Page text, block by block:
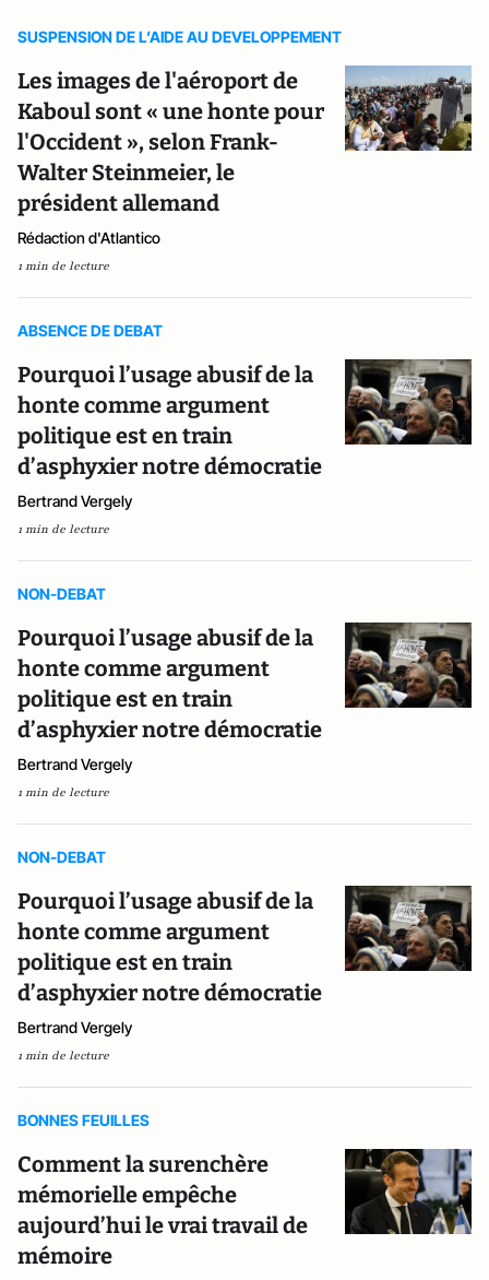
SUSPENSION DE L’AIDE AU DEVELOPPEMENT
Les images de l'aéroport de
Kaboul sont « une honte pour
l'Occident », selon Frank-
Walter Steinmeier, le
président allemand
Rédaction d'Atlantico
1 min de lecture
ABSENCE DE DEBAT
Pourquoi l’usage abusif de la
honte comme argument
politique est en train
d’asphyxier notre démocratie
Bertrand Vergely
1 min de lecture
NON-DEBAT
Pourquoi l’usage abusif de la
honte comme argument
politique est en train
d’asphyxier notre démocratie
Bertrand Vergely
1 min de lecture
NON-DEBAT
Pourquoi l’usage abusif de la
honte comme argument
politique est en train
d’asphyxier notre démocratie
Bertrand Vergely
1 min de lecture
BONNES FEUILLES
Comment la surenchère
mémorielle empêche
aujourd’hui le vrai travail de
mémoire